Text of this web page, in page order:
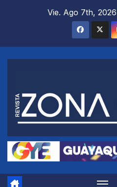
Vie. Ago 7th, 2026